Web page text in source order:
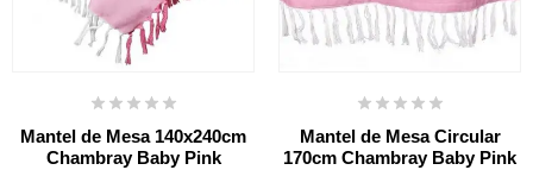
Mantel de Mesa 140x240cm
Chambray Baby Pink
Mantel de Mesa Circular
170cm Chambray Baby Pink